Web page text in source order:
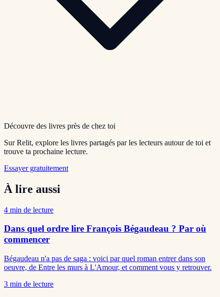
Découvre des livres près de chez toi
Sur Relit, explore les livres partagés par les lecteurs autour de toi et
trouve ta prochaine lecture.
Essayer gratuitement
À lire aussi
4 min de lecture
Dans quel ordre lire François Bégaudeau ? Par où
commencer
Bégaudeau n'a pas de saga : voici par quel roman entrer dans son
oeuvre, de Entre les murs à L'Amour, et comment vous y retrouver.
3 min de lecture